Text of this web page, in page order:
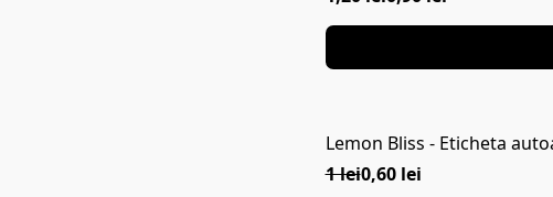
Lemon Bliss - Eticheta
1 lei0,60 lei